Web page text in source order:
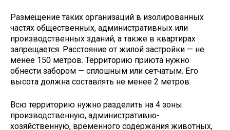
Размещение таких организаций в изолированных
частях общественных, административных или
производственных зданий, а также в квартирах
запрещается. Расстояние от жилой застройки — не
менее 150 метров. Территорию приюта нужно
обнести забором — сплошным или сетчатым. Его
высота должна составлять не менее 2 метров.
Всю территорию нужно разделить на 4 зоны:
производственную, административно-
хозяйственную, временного содержания животных,